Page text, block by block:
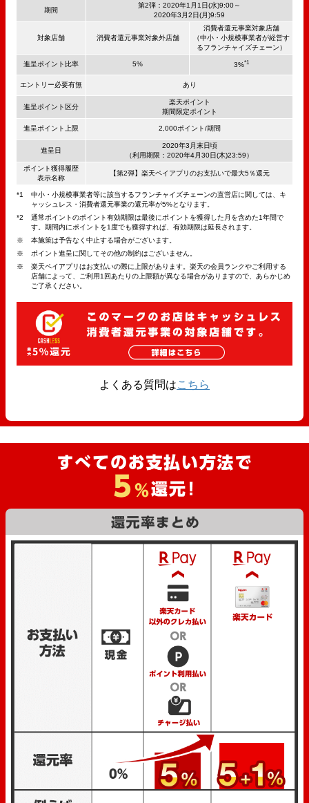
期間
第2弾：2020年1月1日(水)9:00～
2020年3月2日(月)9:59
対象店舗 消費者還元事業対象外店舗
消費者還元事業対象店舗
（中小・小規模事業者が経営す
るフランチャイズチェーン）
進呈ポイント比率 5% 3%*1
エントリー必要有無 あり
進呈ポイント区分
楽天ポイント
期間限定ポイント
進呈ポイント上限 2,000ポイント/期間
進呈日
2020年3月末日頃
（利用期限：2020年4月30日(木)23:59）
ポイント獲得履歴
表示名称
【第2弾】楽天ペイアプリのお支払いで最大5％還元
中小・小規模事業者等に該当するフランチャイズチェーンの直営店に関しては、キ
ャッシュレス・消費者還元事業の還元率が5%となります。
通常ポイントのポイント有効期限は最後にポイントを獲得した月を含めた1年間で
す。期間内にポイントを1度でも獲得すれば、有効期限は延長されます。
本施策は予告なく中止する場合がございます。
ポイント進呈に関してその他の制約はございません。
楽天ペイアプリはお支払いの際に上限があります。楽天の会員ランクやご利用する
店舗によって、ご利用1回あたりの上限額が異なる場合がありますので、あらかじめ
ご了承ください。
よくある質問はこちら